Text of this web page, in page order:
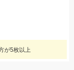
が5枚以上